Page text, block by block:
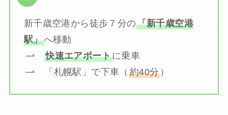
新千歳空港から徒歩７分の「新千歳空港
駅」へ移動
快速エアポートに乗車
「札幌駅」で下車（ 約40分 ）